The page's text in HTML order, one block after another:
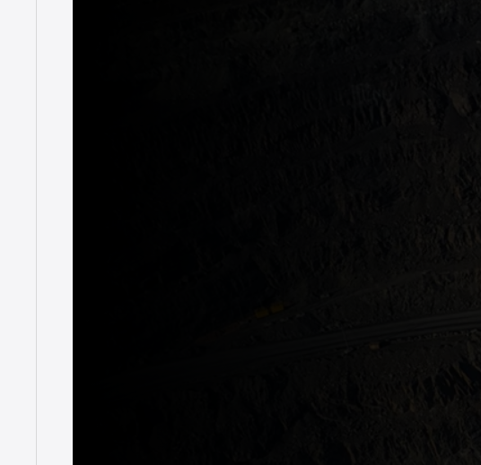
Nueva flota de
diamantes más